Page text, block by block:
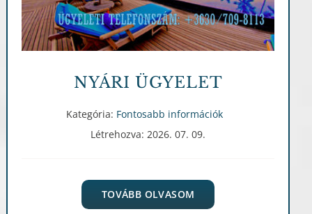
NYÁRI ÜGYELET
Kategória: Fontosabb információk
Létrehozva: 2026. 07. 09.
TOVÁBB OLVASOM